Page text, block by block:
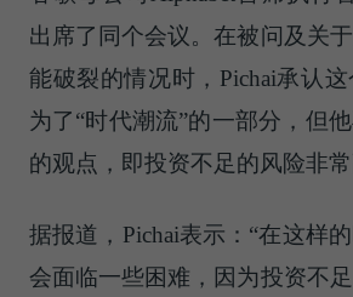
出席了同个会议。在被问及关
能破裂的情况时，Pichai承认
为了“时代潮流”的一部分，但
的观点，即投资不足的风险非常
据报道，Pichai表示：“在这样
会面临一些困难，因为投资不